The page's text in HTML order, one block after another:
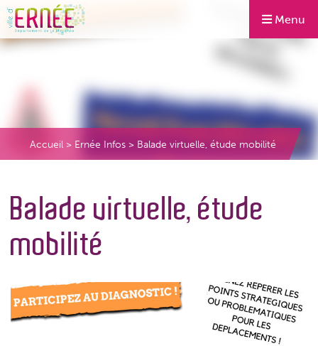
Menu
Accueil > Ernée Infos > Balade virtuelle, étude mobilité
Balade virtuelle, étude
mobilité